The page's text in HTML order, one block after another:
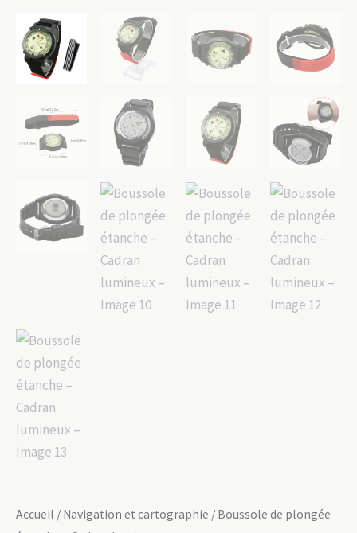
Accueil / Navigation et cartographie / Boussole de plongée